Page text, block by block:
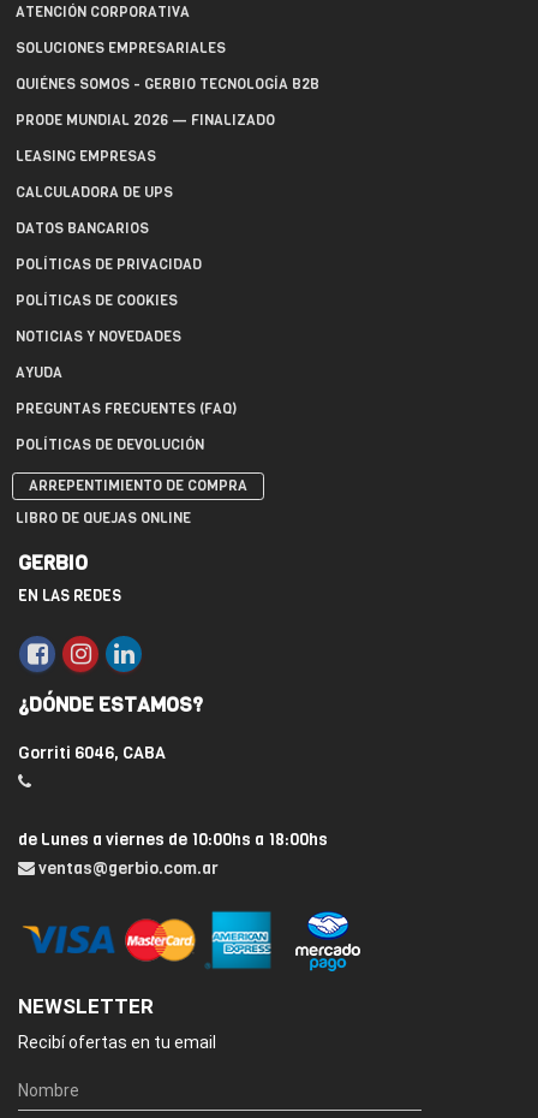
ATENCIÓN CORPORATIVA
SOLUCIONES EMPRESARIALES
QUIÉNES SOMOS - GERBIO TECNOLOGÍA B2B
PRODE MUNDIAL 2026 — FINALIZADO
LEASING EMPRESAS
CALCULADORA DE UPS
DATOS BANCARIOS
POLÍTICAS DE PRIVACIDAD
POLÍTICAS DE COOKIES
NOTICIAS Y NOVEDADES
AYUDA
PREGUNTAS FRECUENTES (FAQ)
POLÍTICAS DE DEVOLUCIÓN
ARREPENTIMIENTO DE COMPRA
LIBRO DE QUEJAS ONLINE
GERBIO
EN LAS REDES
¿DÓNDE ESTAMOS?
Gorriti 6046, CABA
de Lunes a viernes de 10:00hs a 18:00hs
ventas@gerbio.com.ar
NEWSLETTER
Recibí ofertas en tu email